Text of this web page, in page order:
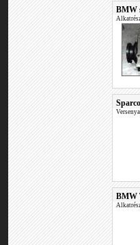
BMW
BMW